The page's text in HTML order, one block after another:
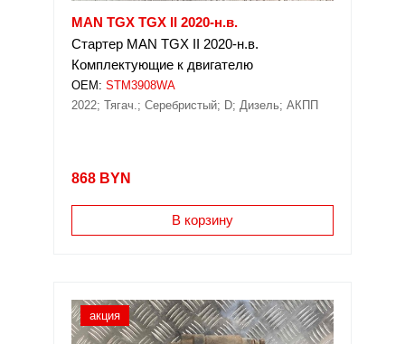
MAN TGX TGX II 2020-н.в.
Стартер MAN TGX II 2020-н.в.
Комплектующие к двигателю
OEM: STM3908WA
2022; Тягач.; Серебристый; D; Дизель; АКПП
868 BYN
В корзину
акция